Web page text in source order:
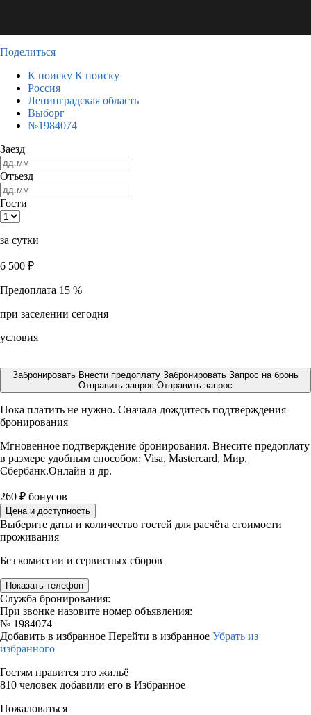
Поделиться
К поиску К поиску
Россия
Ленинградская область
Выборг
№1984074
Заезд
Отъезд
Гости
за сутки
6 500 ₽
Предоплата 15 %
при заселении сегодня
условия
Забронировать Внести предоплату Забронировать Запрос на бронь
Отправить запрос Отправить запрос
Пока платить не нужно. Сначала дождитесь подтверждения
бронирования
Мгновенное подтверждение бронирования. Внесите предоплату
в размере удобным способом: Visa, Mastercard, Мир,
Сбербанк.Онлайн и др.
260 ₽ бонусов
Цена и доступность
Выберите даты и количество гостей для расчёта стоимости
проживания
Без комиссии и сервисных сборов
Показать телефон
Служба бронирования:
При звонке назовите номер объявления:
№ 1984074
Добавить в избранное Перейти в избранное Убрать из
избранного
Гостям нравится это жильё
810 человек добавили его в Избранное
Пожаловаться